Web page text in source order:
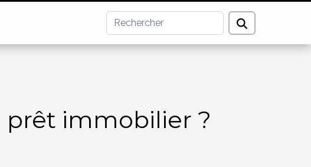
immobilier ?